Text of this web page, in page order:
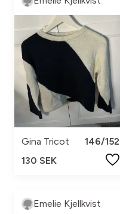
Gina Tricot
146/152
130 SEK
Emelie Kjellkvist